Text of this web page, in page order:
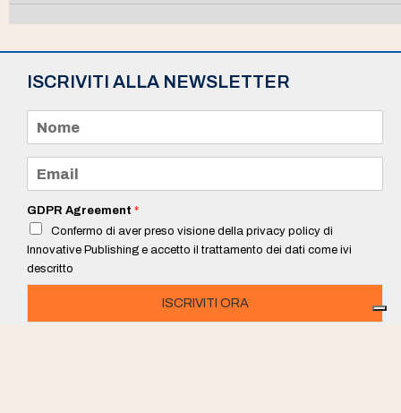
ISCRIVITI ALLA NEWSLETTER
m
e
a
i
*
GDPR Agreement *
Confermo di aver preso visione della privacy policy di
Innovative Publishing e accetto il trattamento dei dati come ivi
descritto
ISCRIVITI ORA